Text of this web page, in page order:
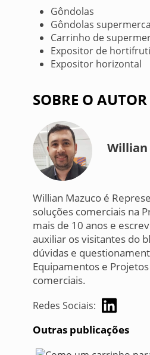
Gôndolas
Gôndolas
Carrinho de
Expositor de hortifruti
Expositor horizontal
SOBRE O AUTOR
Willian
Willian Mazuco é
soluções comerciais na
mais de 10 anos e
auxiliar os visitantes do
dúvidas e
Equipamentos e
comerciais.
Redes Sociais:
Outras publicações